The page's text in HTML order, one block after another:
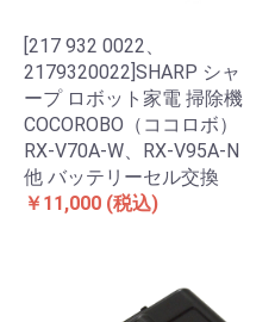
[217 932 0022、
2179320022]SHARP シャ
ープ ロボット家電 掃除機
COCOROBO（ココロボ）
RX-V70A-W、RX-V95A-N
他 バッテリーセル交換
￥11,000 (税込)